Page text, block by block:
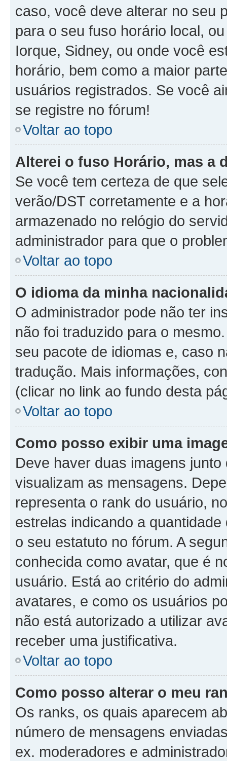
caso, você deve alterar no seu
para o seu fuso horário local,
Iorque, Sidney, ou onde você
horário, bem como a maior
usuários registrados. Se você
se registre no fórum!
Voltar ao topo
Alterei o fuso Horário, mas a
Se você tem certeza de que
verão/DST corretamente e a
armazenado no relógio do
administrador para que o
Voltar ao topo
O idioma da minha
O administrador pode não ter
não foi traduzido para o
seu pacote de idiomas e, caso
tradução. Mais informações,
(clicar no link ao fundo desta
Voltar ao topo
Como posso exibir uma
Deve haver duas imagens
visualizam as mensagens.
representa o rank do usuário,
estrelas indicando a
o seu estatuto no fórum. A
conhecida como avatar, que é
usuário. Está ao critério do
avatares, e como os usuários
não está autorizado a utilizar
receber uma justificativa.
Voltar ao topo
Como posso alterar o meu
Os ranks, os quais aparecem
número de mensagens
ex. moderadores e